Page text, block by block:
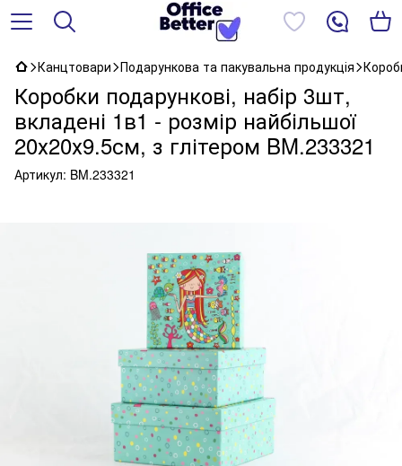
Канцтовари Подарункова та пакувальна продукція
Коробки подарункові, набір 3шт,
вкладені 1в1 - розмір найбільшої
20х20х9.5см, з глітером BM.233321
Артикул: BM.233321